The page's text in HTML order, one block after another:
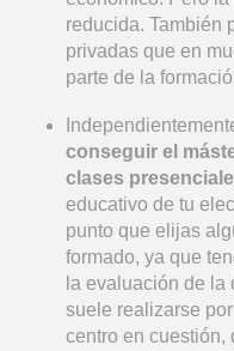
reducida. También
privadas que en
parte de la
conseguir el
clases
educativo de tu
punto que elijas
formado, ya que
la evaluación de
suele realizarse
centro en cuestión,